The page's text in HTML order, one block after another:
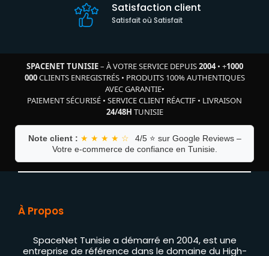
Satisfaction client
Satisfait où Satisfait
SPACENET TUNISIE– À VOTRE SERVICE DEPUIS2004• +1000
000CLIENTS ENREGISTRÉS• PRODUITS 100% AUTHENTIQUES
AVEC GARANTIE•
PAIEMENT SÉCURISÉ • SERVICE CLIENT RÉACTIF • LIVRAISON
24/48H TUNISIE
Note client : ★ ★ ★ ★ ☆
4/5 ⭐ sur Google Reviews –
Votre e-commerce de confiance en Tunisie.
À Propos
SpaceNet Tunisie a démarré en 2004, est une
entreprise de référence dans le domaine du High-